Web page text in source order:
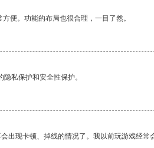
便。功能的布局也很合理，一目了然。
私保护和安全性保护。
出现卡顿、掉线的情况了。我以前玩游戏经常